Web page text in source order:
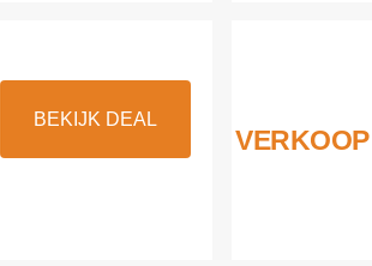
BEKIJK DEAL
VERKOOP